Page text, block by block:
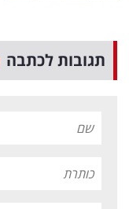
תגובות לכתבה